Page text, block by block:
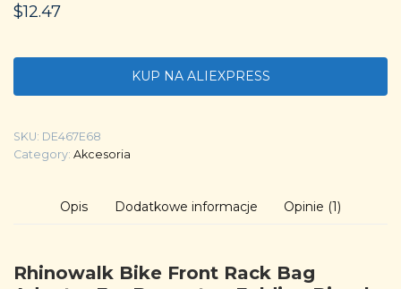
$12.47
KUP NA ALIEXPRESS
SKU: DE467E68
Category: Akcesoria
Opis Dodatkowe informacje Opinie (1)
Rhinowalk Bike Front Rack Bag